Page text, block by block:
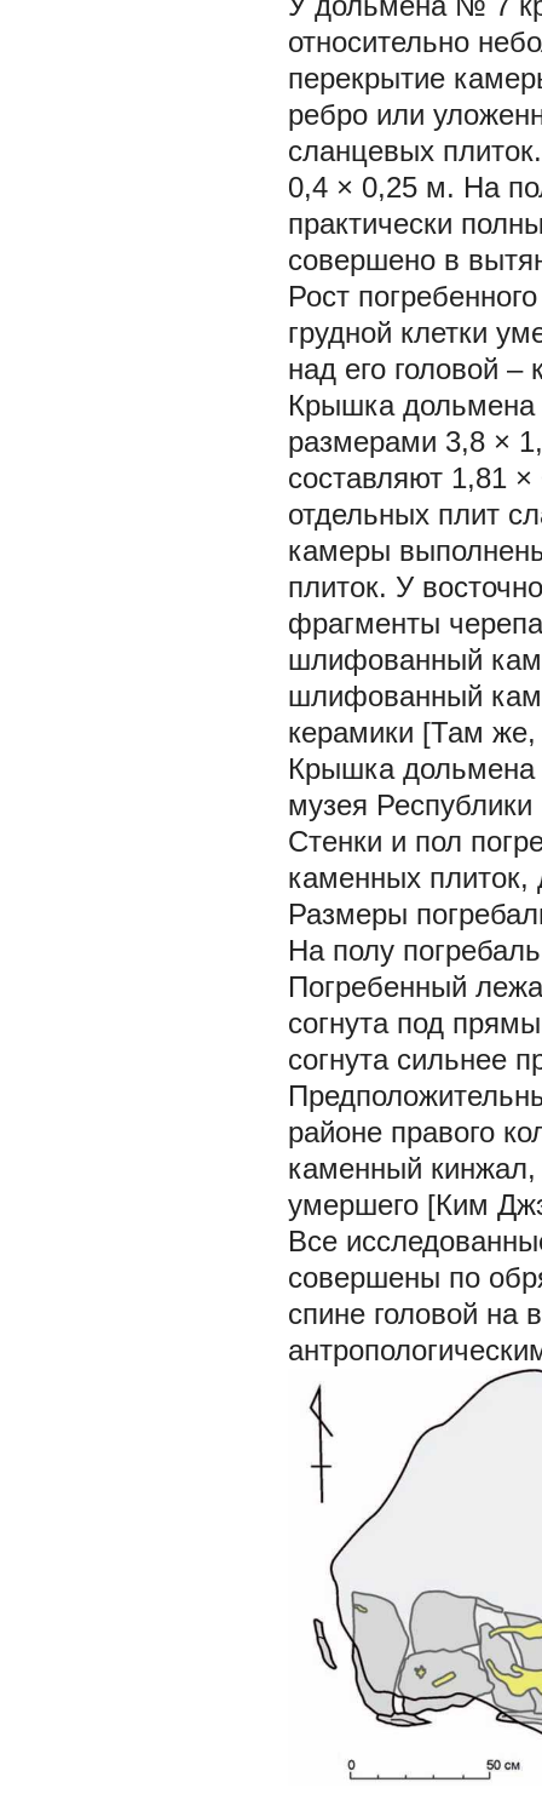
относительно
перекрытие
ребро или
сланцевых
0,4 × 0,25 м. На
практически
совершено в
Рост
грудной клетки
над его головой
Крышка дольмена
размерами 3,8 ×
составляют 1,81
отдельных плит
камеры
плиток. У
фрагменты
шлифованный
шлифованный
керамики [Там же,
Крышка дольмена
музея
Стенки и пол
каменных плиток,
Размеры
На полу
Погребенный
согнута под
согнута сильнее
районе правого
каменный кинжал,
умершего [Ким
Все
совершены по
спине головой на